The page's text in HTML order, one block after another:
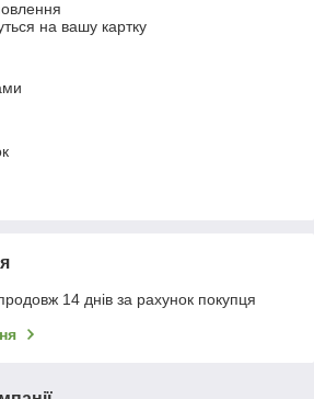
на вашу картку
14 днів за рахунок покупця